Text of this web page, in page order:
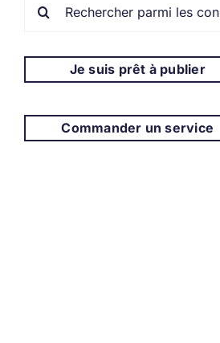
Je suis prêt à publier
Commander un service